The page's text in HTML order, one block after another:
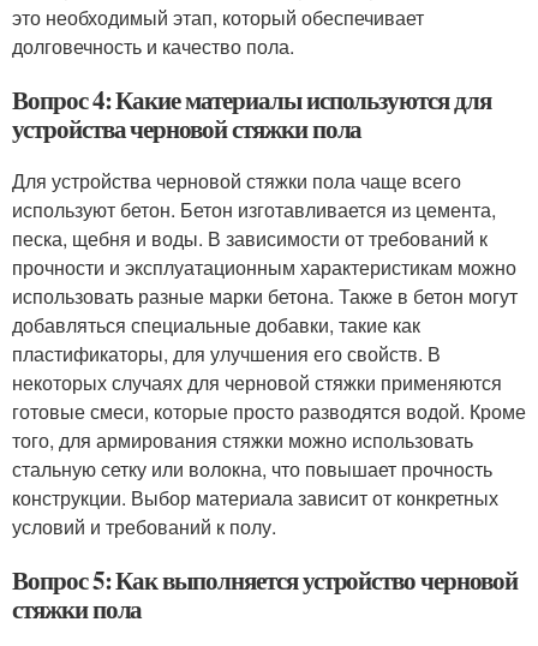
это необходимый этап, который обеспечивает
долговечность и качество пола.
Вопрос 4: Какие материалы используются для
устройства черновой стяжки пола
Для устройства черновой стяжки пола чаще всего
используют бетон. Бетон изготавливается из цемента,
песка, щебня и воды. В зависимости от требований к
прочности и эксплуатационным характеристикам можно
использовать разные марки бетона. Также в бетон могут
добавляться специальные добавки, такие как
пластификаторы, для улучшения его свойств. В
некоторых случаях для черновой стяжки применяются
готовые смеси, которые просто разводятся водой. Кроме
того, для армирования стяжки можно использовать
стальную сетку или волокна, что повышает прочность
конструкции. Выбор материала зависит от конкретных
условий и требований к полу.
Вопрос 5: Как выполняется устройство черновой
стяжки пола